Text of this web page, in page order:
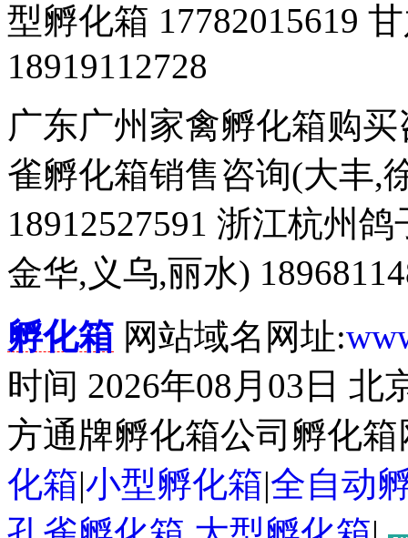
型孵化箱 17782015619
18919112728
广东广州家禽孵化箱购
雀孵化箱销售咨询(大丰,
18912527591 浙江杭州
金华,义乌,丽水)
孵化箱 网站域名网址:
时间 2026年08月03日
方通牌孵化箱公司孵化
化箱|小型孵化箱|全自动